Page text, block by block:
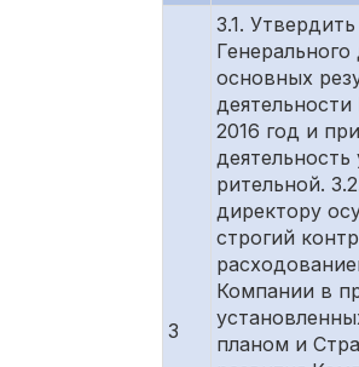
3
3.1.
основных
2016 год и
рительной.
директору
строгий
Компании в
планом и